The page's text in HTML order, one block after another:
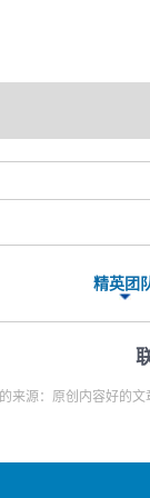
精英团
的来源：原创内容好的